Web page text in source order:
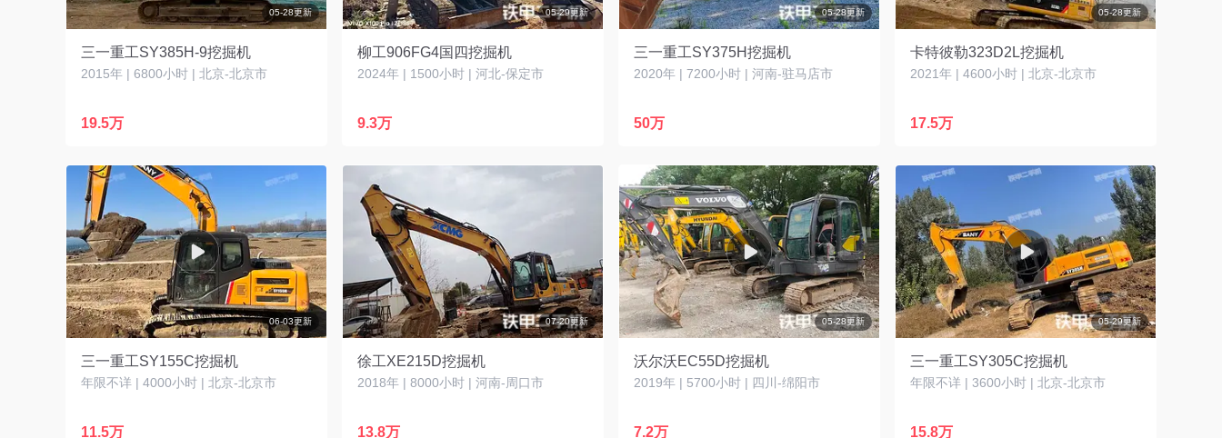
05-28更新
三一重工SY385H-9挖掘机
2015年 | 6800小时 | 北京-北京市
19.5万
05-29更新
柳工906FG4国四挖掘机
2024年 | 1500小时 | 河北-保定市
9.3万
05-28更新
三一重工SY375H挖掘机
2020年 | 7200小时 | 河南-驻马店市
50万
05-28更新
卡特彼勒323D2L挖掘机
2021年 | 4600小时 | 北京-北京市
17.5万
06-03更新
三一重工SY155C挖掘机
年限不详 | 4000小时 | 北京-北京市
11.5万
07-20更新
徐工XE215D挖掘机
2018年 | 8000小时 | 河南-周口市
13.8万
05-28更新
沃尔沃EC55D挖掘机
2019年 | 5700小时 | 四川-绵阳市
7.2万
05-29更新
三一重工SY305C挖掘机
年限不详 | 3600小时 | 北京-北京市
15.8万